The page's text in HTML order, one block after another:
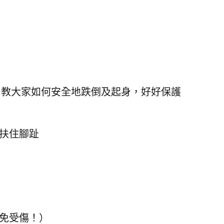
大家如何安全地跌倒及起身，好好保護
住腳趾
受傷！）